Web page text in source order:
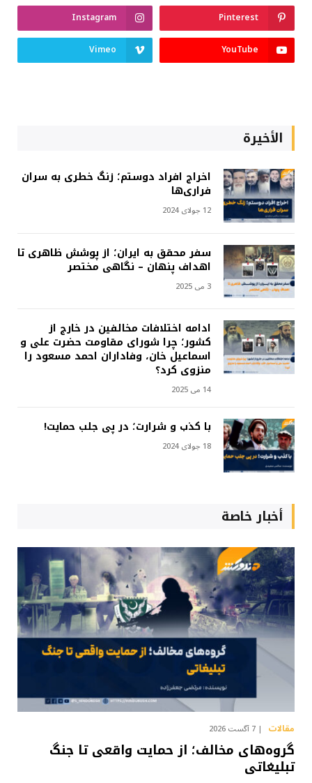
Pinterest
Instagram
YouTube
Vimeo
الأخيرة
اخراج افراد دوستم؛ زنگ خطری به سران
فراری‌ها
12 جولای 2024
سفر محقق به ایران؛ از پوشش ظاهری تا
اهداف پنهان – نگاهی مختصر
3 می 2025
ادامه اختلافات مخالفین در خارج از
کشور؛ چرا شورای مقاومت حضرت علی و
اسماعیل خان، وفاداران احمد مسعود را
منزوی کرد؟
14 می 2025
با کذب و شرارت؛ در پی جلب حمایت!
18 جولای 2024
أخبار خاصة
مقالات 7 آگست 2026
گروه‌های مخالف؛ از حمایت واقعی تا جنگ
تبلیغاتی